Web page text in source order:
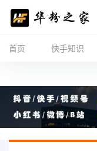
首页 快手知识